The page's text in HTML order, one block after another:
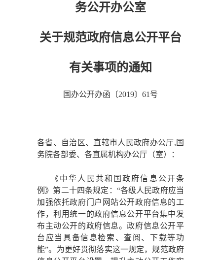
务公开办公室
关于规范政府信息公开平台
有关事项的通知
国办公开办函〔2019〕61号
各省、自治区、直辖市人民政府办公厅,国
务院各部委、各直属机构办公厅（室）：
《中华人民共和国政府信息公开条
例》第二十四条规定： “各级人民政府应当
加强依托政府门户网站公开政府信息的工
作，利用统一的政府信息公开平台集中发
布主动公开的政府信息。政府信息公开平
台应当具备信息检索、查阅、下载等功
能”。为更好贯彻落实这一规定，规范政府